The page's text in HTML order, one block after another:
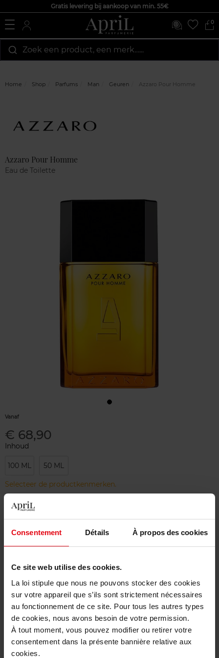
Consentement Détails À propos des cookies
Ce site web utilise des cookies.
La loi stipule que nous ne pouvons stocker des cookies
sur votre appareil que s’ils sont strictement nécessaires
au fonctionnement de ce site. Pour tous les autres types
de cookies, nous avons besoin de votre permission.
À tout moment, vous pouvez modifier ou retirer votre
consentement dans la présente bannière relative aux
cookies.
Gratis levering bij aankoop van min. 55€
0
Zoek een product, een merk…...
Home Shop Parfums Man Geuren Azzaro Pour Homme
Azzaro Pour Homme
Eau de Toilette
Vanaf
€ 68,90
Inhoud
100 ML 50 ML
Selecteer de productkenmerken.
Beschrijving